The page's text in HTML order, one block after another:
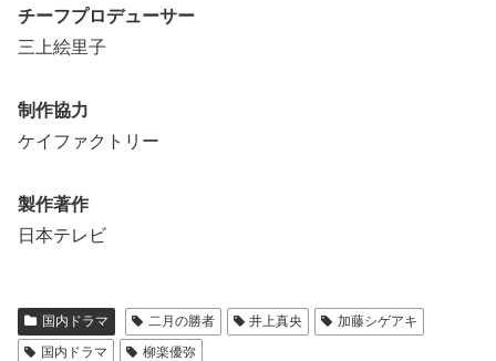
チーフプロデューサー
三上絵里子
制作協力
ケイファクトリー
製作著作
日本テレビ
国内ドラマ 二月の勝者 井上真央
加藤シゲアキ
国内ドラマ
柳楽優弥